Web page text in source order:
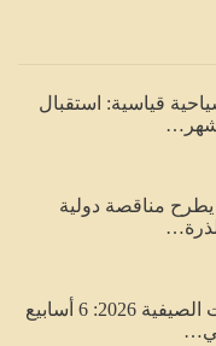
قياسية: استقبال
يطرح مناقصة دولية
انطلاق موسم التخفيضات الصيفية 2026: 6 أسابيع